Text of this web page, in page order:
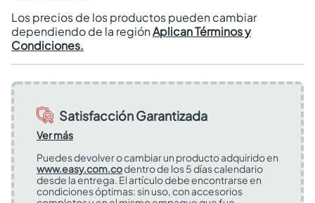
Los precios de los productos pueden cambiar
dependiendo de la regiónAplican Términos y
Condiciones.
Satisfacción Garantizada
Ver más
Puedes devolver o cambiar un producto adquirido en
www.easy.com.codentro de los 5 días calendario
desde la entrega. El artículo debe encontrarse en
condiciones óptimas: sin uso, con accesorios